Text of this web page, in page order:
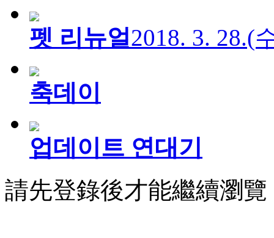
펫 리뉴얼2018. 3. 28.(
축데이
업데이트 연대기
請先登錄後才能繼續瀏覽